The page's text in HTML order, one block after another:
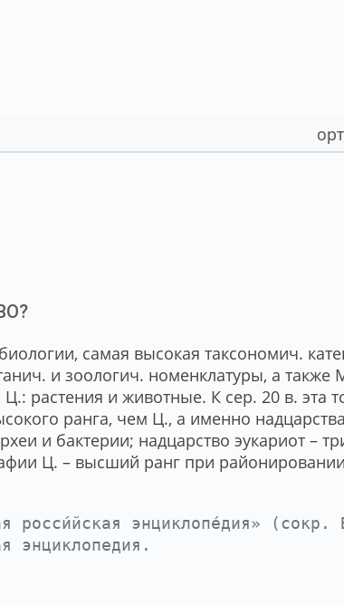
Портал
са­мая вы­со­кая так­со­но­мич.
и зоо­ло­гич. но­менк­ла­ту­ры, а
рас­те­ния и жи­вот­ные. К сер. 20 в.
ран­га, чем Ц., а имен­но
и бак­те­рии; над­цар­ст­во эу­ка­ри­от –
Ц. – выс­ший ранг при
росси́йская энциклопе́дия»
энциклопедия.